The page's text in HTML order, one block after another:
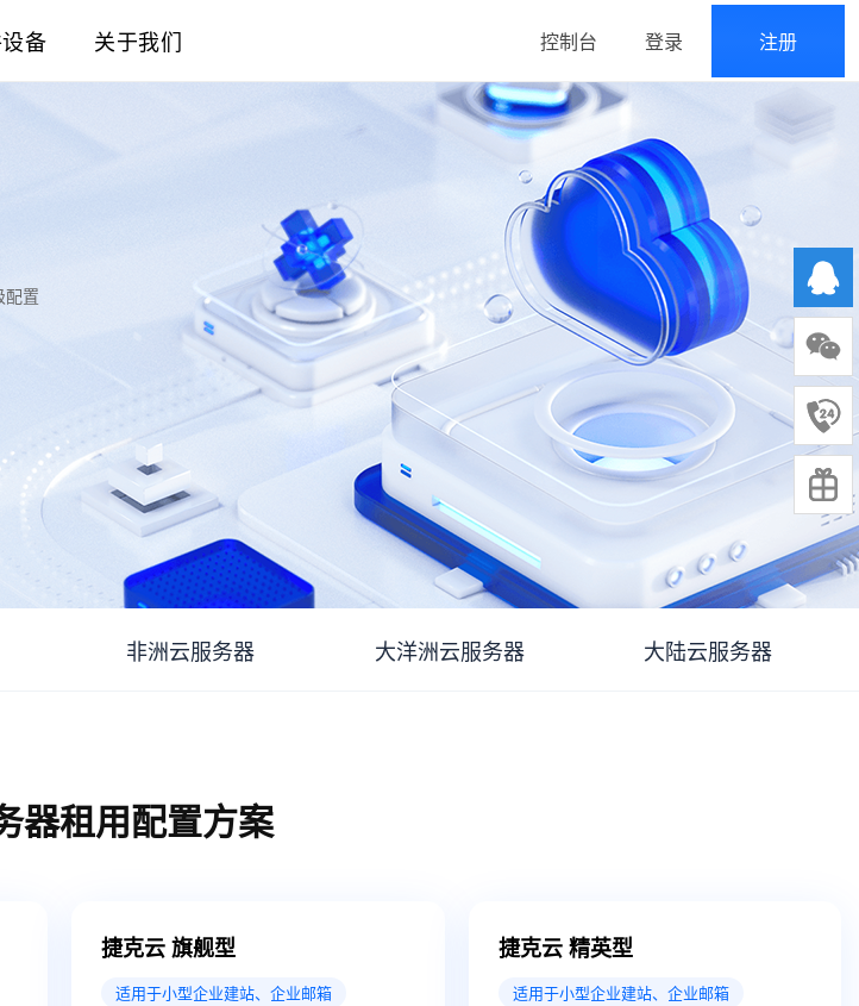
备 关于我们 控制台 登录 注册
配置
非洲云服务器 大洋洲云服务器 大陆云服务器
器租用配置方案
捷克云 旗舰型
适用于小型企业建站、企业邮箱
捷克云 精英型
适用于小型企业建站、企业邮箱